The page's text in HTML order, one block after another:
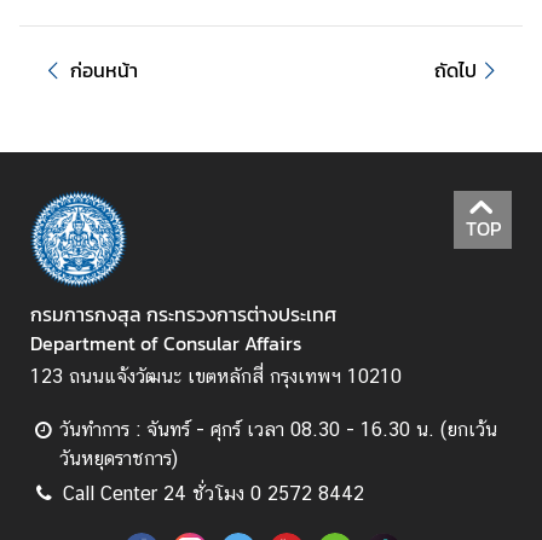
เ
ย
น
ส
อ
ท
|
ส
ก
ก่อนหน้า ถัดไป
TOP
กรมการกงสุล กระทรวงการต่างประเทศ
Department of Consular Affairs
123 ถนนแจ้งวัฒนะ เขตหลักสี่ กรุงเทพฯ 10210
วันทำการ : จันทร์ - ศุกร์ เวลา 08.30 - 16.30 น. (ยกเว้น
วันหยุดราชการ)
Call Center 24 ชั่วโมง 0 2572 8442